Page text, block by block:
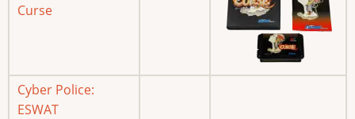
Curse
Cyber Police:
ESWAT